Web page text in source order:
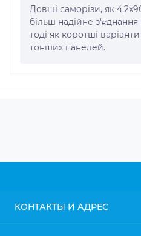
Довші саморізи, як
більш надійне з'єднання
тоді як коротші
тонших панелей.
КОНТАКТЫ И АДРЕС